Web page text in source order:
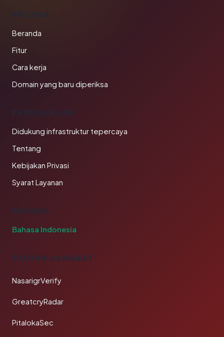
PRODUK
Beranda
Fitur
Cara kerja
Domain yang baru diperiksa
PERUSAHAAN
Didukung infrastruktur tepercaya
Tentang
Kebijakan Privasi
Syarat Layanan
BAHASA
Bahasa Indonesia
TAUTAN SAHABAT
NasarigrVerify
GreatcryRadar
PitalokaSec